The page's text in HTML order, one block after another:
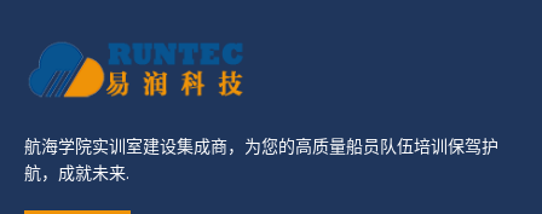
航海学院实训室建设集成商，为您的高质量船员队伍培训保驾护
航，成就未来.